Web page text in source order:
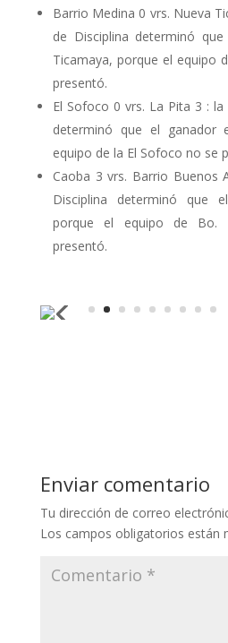
Barrio Medina 0 vrs. Nueva
de Disciplina determinó
Ticamaya, porque el equipo
presentó.
El Sofoco 0 vrs. La Pita 3 :
determinó que el ganador
equipo de la El Sofoco no se
Caoba 3 vrs. Barrio Buenos
Disciplina determinó que
porque el equipo de Bo.
presentó.
Enviar comentario
Tu dirección de correo
Los campos obligatorios están